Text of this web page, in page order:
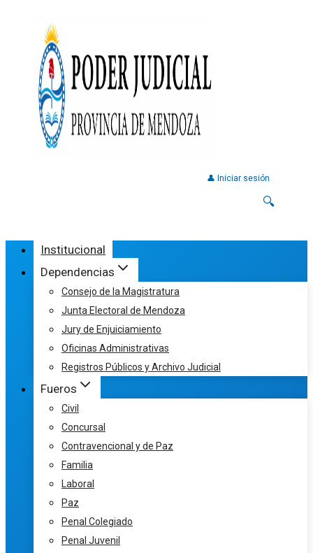
👤 Iniciar sesión
🔍
Institucional
Dependencias
Consejo de la Magistratura
Junta Electoral de Mendoza
Jury de Enjuiciamiento
Oficinas Administrativas
Registros Públicos y Archivo Judicial
Fueros
Civil
Concursal
Contravencional y de Paz
Familia
Laboral
Paz
Penal Colegiado
Penal Juvenil